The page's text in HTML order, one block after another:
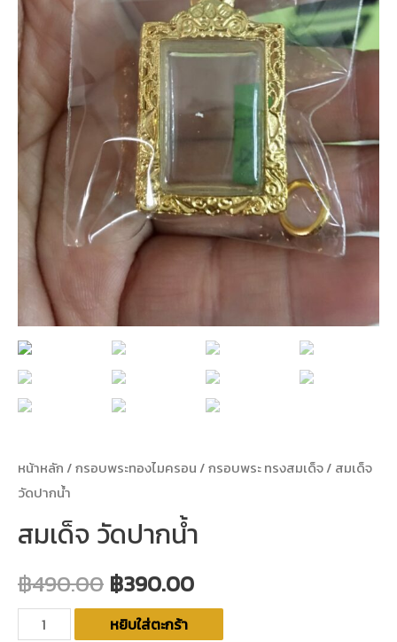
หน้าหลัก /กรอบพระทองไมครอน /กรอบพระ ทรงสมเด็จ/ สมเด็จ
วัดปากน้ำ
สมเด็จ วัดปากน้ำ
฿490.00 ฿390.00
หยิบใส่ตะกร้า